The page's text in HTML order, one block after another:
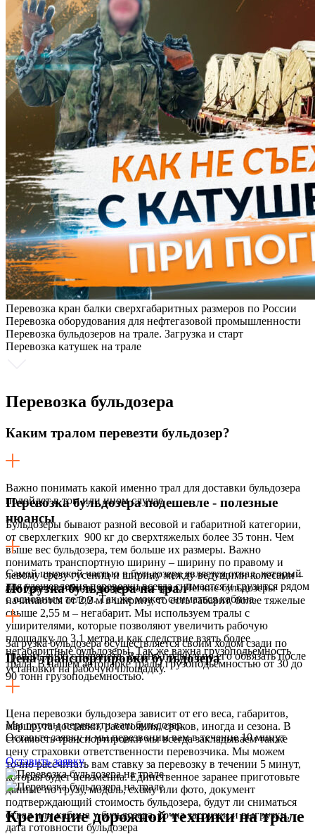
Перевозка кран балки сверхгабаритных размеров по России
Перевозка оборудования для нефтегазовой промышленности
Перевозка бульдозеров на трале. Загрузка и старт
Перевозка катушек на трале
Перевозка бульдозера
Каким тралом перевезти бульдозер?
Важно понимать какой именно трал для доставки бульдозера
подойдет в том или ином случае
Бульдозеры бывают разной весовой и габаритной категории,
от сверхлегких 900 кг до сверхтяжелых более 35 тонн. Чем
выше вес бульдозера, тем больше их размеры. Важно
понимать транспортную ширину – ширину по правому и
левому срезу гусениц и ширину между ведущими колесами –
где будет основная нагрузка на трал. Легкие бульдозеры
начинаются от 2,2 м в ширину, то есть габарит, более тяжелые
свыше 2,55 м – негабарит. Мы используем тралы с
уширителями, которые позволяют увеличить рабочую
площадку до 3,1 метра и как следствие взять более
негабаритные бульдозеры. Так же важна грузоподьемность
трала. В нашем автопарке тралы грузоподьемностью от 30 до
90 тонн грузоподьемностью.
Перевозка бульдозера подешевле - полезные
нюансы
Самой широкой частью в бульдозере является отвал, который
для удешевления перевозки всегда снимается и грузится рядом
с основным телом. Так же может сниматься кабина.
Погрузка бульдозера на трал
Загрузка бульдозера осуществляется своим ходом сзади по
трапам, либо с парапета. Важно правильно его обвязать после
установки на рабочую площадку.
Цена транспортировки бульдозера
Цена перевозки бульдозера зависит от его веса, габаритов,
маршрута доставки, расстояния, сроков, иногда и сезона. В
стоимость транспортировки мы всегда закладываем также
цену страховки ответственности перевозчика. Мы можем
точно рассчитать вам ставку за перевозку в течении 5 минут,
которая будет неизменна. Единственное заранее приготовьте
данные по грузу, модель, схему или фото, документ
подтверждающий стоимость бульдозера, будут ли сниматься
отвал или кабина у бульдозера, точка загрузки и выгрузки,
дата готовности бульдозера
Мы готовы перевезти ваш бульдозер.
Оставьте заявку и мы перезвоним вам в течение 10 минут
Оставить заявку
Крепление дорожной техники на трале